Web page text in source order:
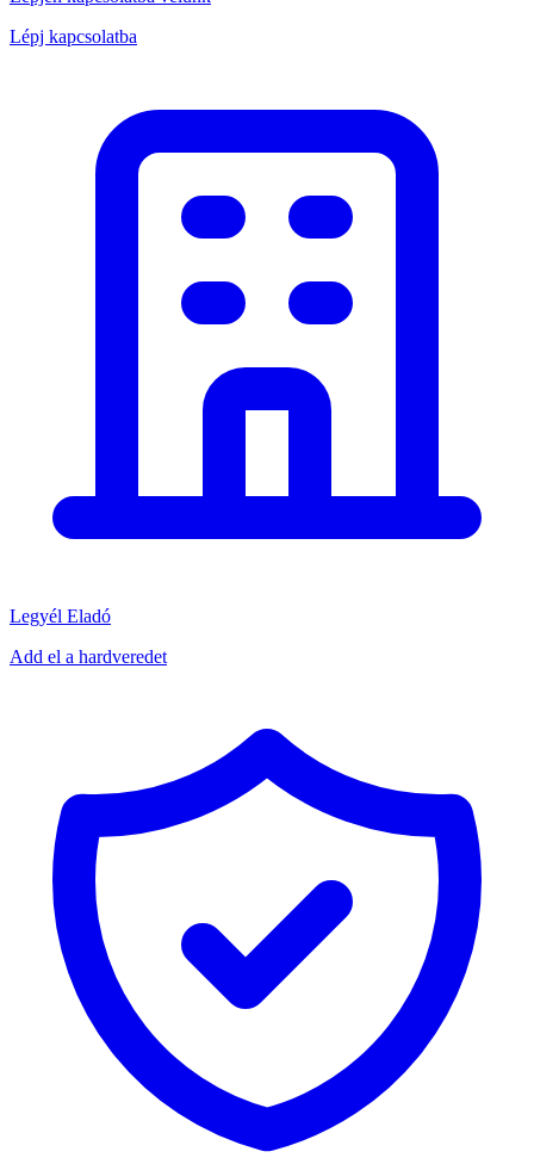
Lépj kapcsolatba
Legyél Eladó
Add el a hardveredet